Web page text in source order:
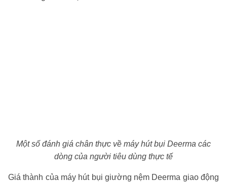
Một số đánh giá chân thực về máy hút bụi Deerma các
dòng của người tiêu dùng thực tế
Giá thành của máy hút bụi giường nệm Deerma giao động